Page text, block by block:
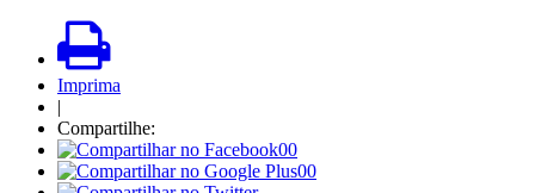
Imprima
|
Compartilhe:
00
00